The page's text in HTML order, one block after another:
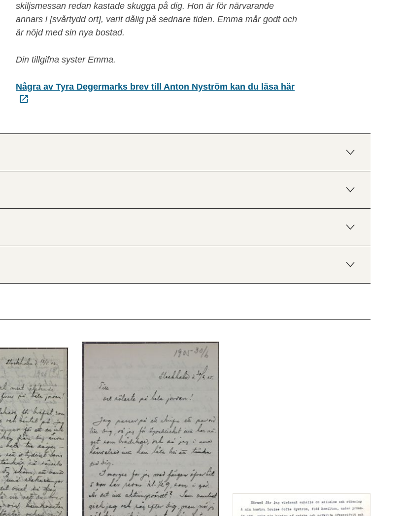
skiljsmessan redan kastade skugga på dig. Hon är för närvarande
annars i [svårtydd ort], varit dålig på sednare tiden. Emma mår godt och
är nöjd med sin nya bostad.
Din tillgifna syster Emma.
Några av Tyra Degermarks brev till Anton Nyström kan du läsa här